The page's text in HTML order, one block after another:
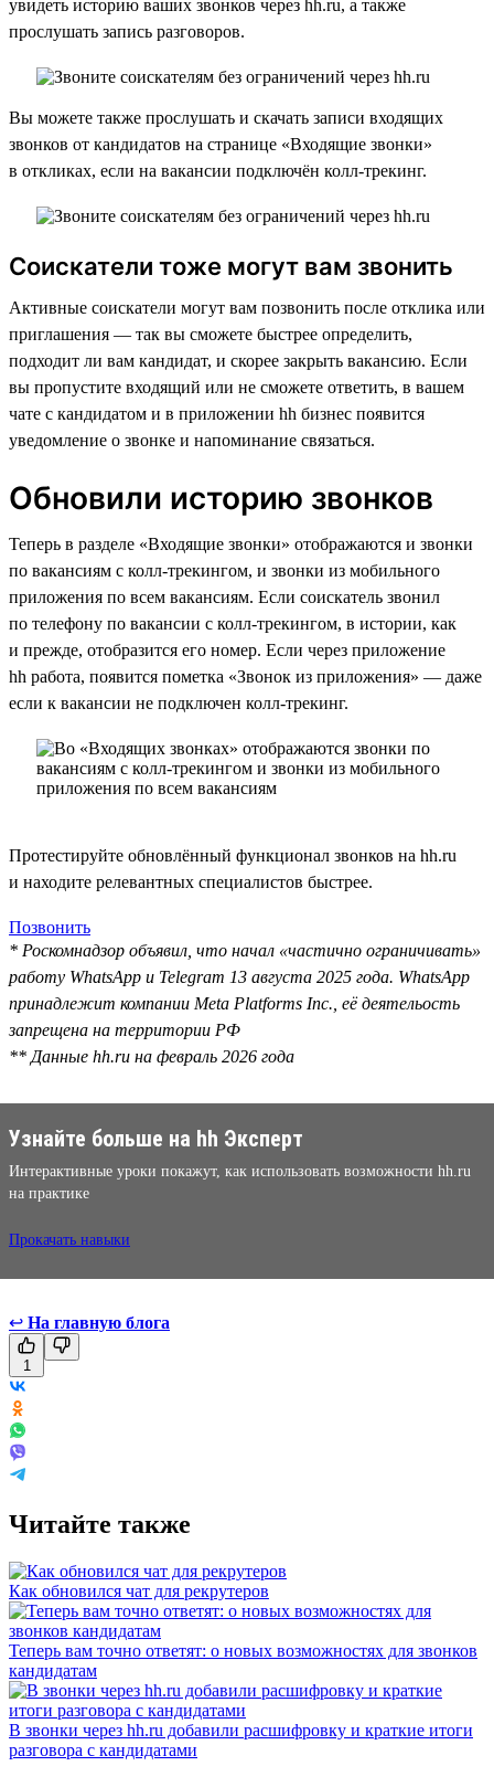
увидеть историю ваших звонков через hh.ru, а также
прослушать запись разговоров.
Вы можете также прослушать и скачать записи входящих
звонков от кандидатов на странице «Входящие звонки»
в откликах, если на вакансии подключён колл-трекинг.
Соискатели тоже могут вам звонить
Активные соискатели могут вам позвонить после отклика или
приглашения — так вы сможете быстрее определить,
подходит ли вам кандидат, и скорее закрыть вакансию. Если
вы пропустите входящий или не сможете ответить, в вашем
чате с кандидатом и в приложении hh бизнес появится
уведомление о звонке и напоминание связаться.
Обновили историю звонков
Теперь в разделе «Входящие звонки» отображаются и звонки
по вакансиям с колл-трекингом, и звонки из мобильного
приложения по всем вакансиям. Если соискатель звонил
по телефону по вакансии с колл-трекингом, в истории, как
и прежде, отобразится его номер. Если через приложение
hh работа, появится пометка «Звонок из приложения» — даже
если к вакансии не подключен колл-трекинг.
Протестируйте обновлённый функционал звонков на hh.ru
и находите релевантных специалистов быстрее.
Позвонить
* Роскомнадзор объявил, что начал «частично ограничивать»
работу WhatsApp и Telegram 13 августа 2025 года. WhatsApp
принадлежит компании Meta Platforms Inc., её деятельость
запрещена на территории РФ
** Данные hh.ru на февраль 2026 года
Узнайте больше на hh Эксперт
Интерактивные уроки покажут, как использовать возможности hh.ru
на практике
Прокачать навыки
↩ На главную блога
1
Читайте также
Как обновился чат для рекрутеров
Теперь вам точно ответят: о новых возможностях для звонков
кандидатам
В звонки через hh.ru добавили расшифровку и краткие итоги
разговора с кандидатами